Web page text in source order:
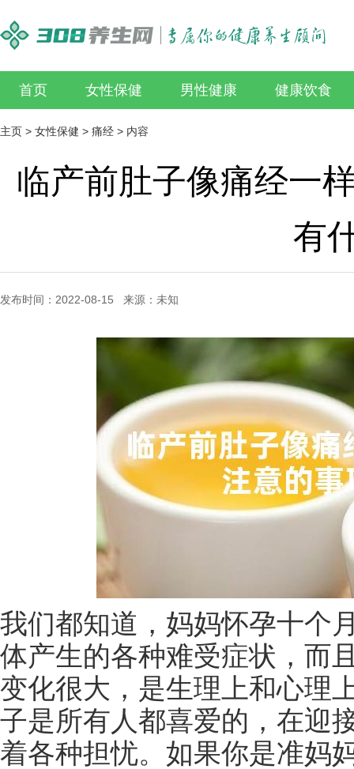
首页 女性保健 男性健康 健康饮食
主页 > 女性保健 > 痛经 > 内容
临产前肚子像痛经一
有
发布时间：2022-08-15 来源：未知
我们都知道，妈妈怀孕十个
体产生的各种难受症状，而
变化很大，是生理上和心理
子是所有人都喜爱的，在迎
着各种担忧。如果你是准妈